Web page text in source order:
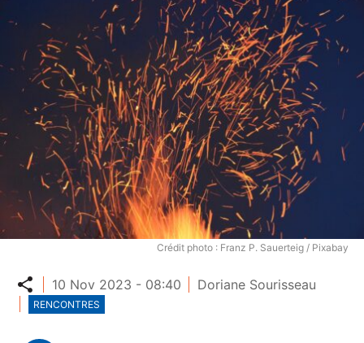
Crédit photo : Franz P. Sauerteig / Pixabay
Partager
10 Nov 2023 - 08:40 Doriane Sourisseau
RENCONTRES